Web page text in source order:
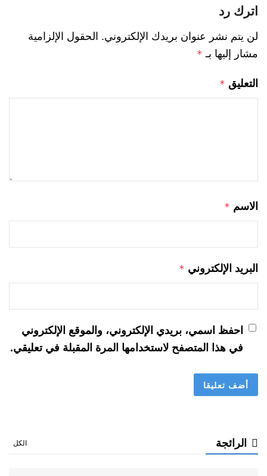
اترك رد
لن يتم نشر عنوان بريدك الإلكتروني. الحقول الإلزامية
مشار إليها بـ *
التعليق *
الاسم *
البريد الإلكتروني *
احفظ اسمي، بريدي الإلكتروني، والموقع الإلكتروني
في هذا المتصفح لاستخدامها المرة المقبلة في تعليقي.
الرائجة الكل